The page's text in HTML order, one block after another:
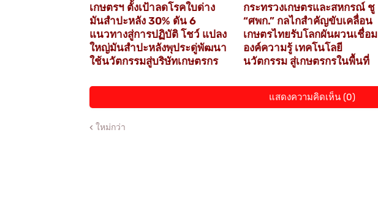
เกษตรฯ ตั้งเป้าลดโรคใบด่าง
มันสำปะหลัง 30% ดัน 6
แนวทางสู่การปฏิบัติ โชว์ แปลง
ใหญ่มันสำปะหลังพุประดู่พัฒนา
ใช้นวัตกรรมสู่บริษัทเกษตรกร
กระทรวงเกษตรและสหกรณ์ ชู
“ศพก.” กลไกสำคัญขับเคลื่อน
เกษตรไทยรับโลกผันผวนเชื่อม
องค์ความรู้ เทคโนโลยี
นวัตกรรม สู่เกษตรกรในพื้นที่
แสดงความคิดเห็น (0)
ใหม่กว่า